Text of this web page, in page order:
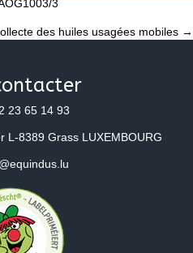
3
des huiles usagées mobiles →
23 65 14 93
L-8389 Grass LUXEMBOURG